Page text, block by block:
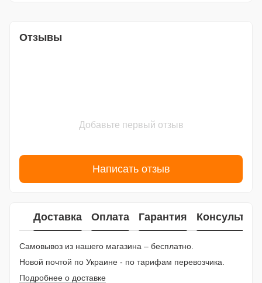
Отзывы
Добавьте первый отзыв
Написать отзыв
Доставка Оплата Гарантия
Самовывоз из нашего магазина – бесплатно.
Новой почтой по Украине - по тарифам перевозчика.
Подробнее о доставке